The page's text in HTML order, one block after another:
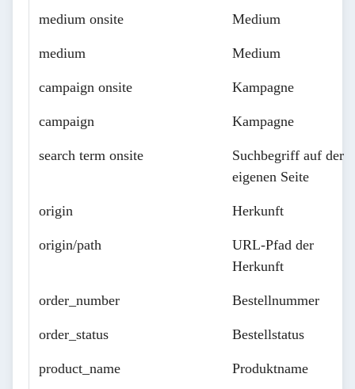
medium onsite Medium
medium Medium
campaign onsite Kampagne
campaign Kampagne
search term onsite
Suchbegriff auf der
eigenen Seite
origin Herkunft
origin/path
URL-Pfad der
Herkunft
order_number Bestellnummer
order_status Bestellstatus
product_name Produktname